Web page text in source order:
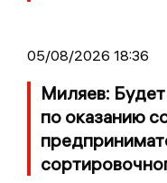
05/08/2026 18:36
Миляев: Будет
по оказанию